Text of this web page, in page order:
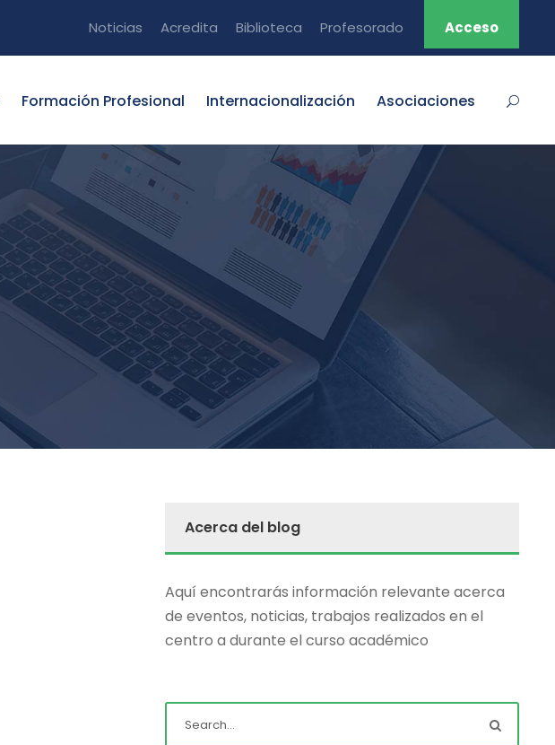
Noticias Acredita Biblioteca Profesorado Acceso
Formación Profesional Internacionalización Asociaciones
Acerca del blog
Aquí encontrarás información relevante acerca
de eventos, noticias, trabajos realizados en el
centro a durante el curso académico